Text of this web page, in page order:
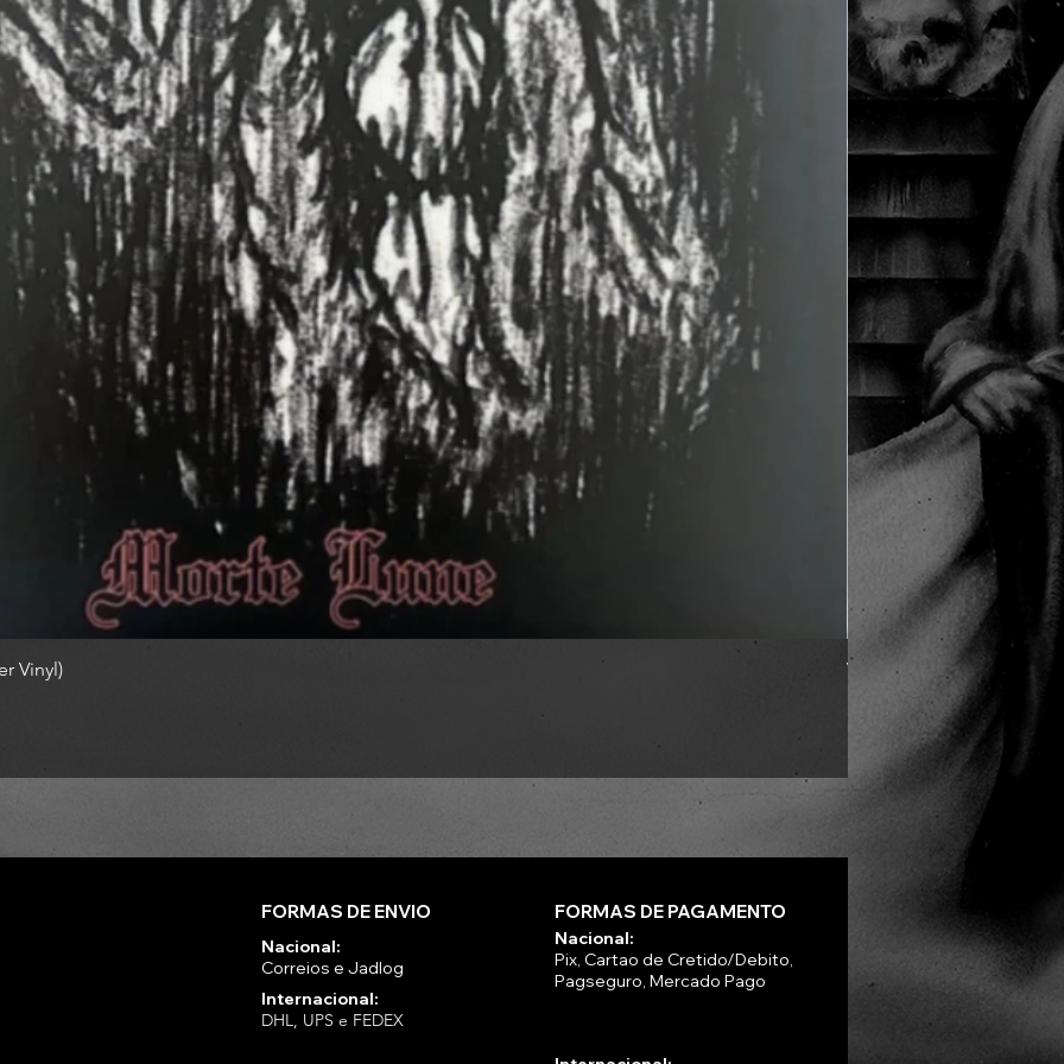
Vinyl)
VLAD TEPES - Into
FORMAS DE ENVIO
Nacional:
Correios e Jadlog
Internacional:
DHL, UPS e FEDEX
FORMAS DE PAGAMENTO
Nacional:
Pix, Cartao de Cretido/Debito,
Pagseguro, Mercado Pago